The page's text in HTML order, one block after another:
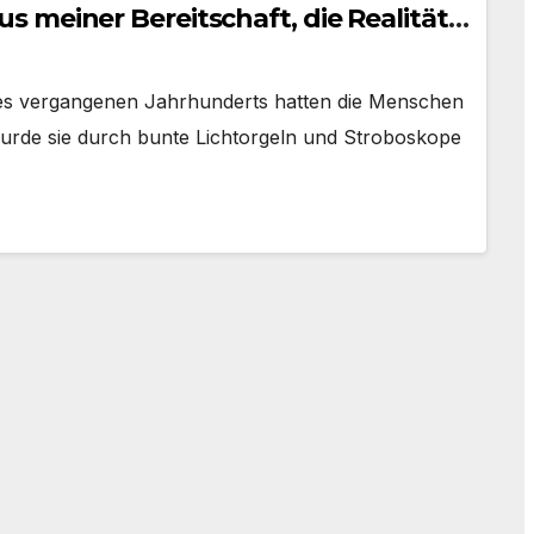
meiner Bereitschaft, die Realität
vergangenen Jahrhunderts hatten die Menschen
sie durch bunte Lichtorgeln und Stroboskope